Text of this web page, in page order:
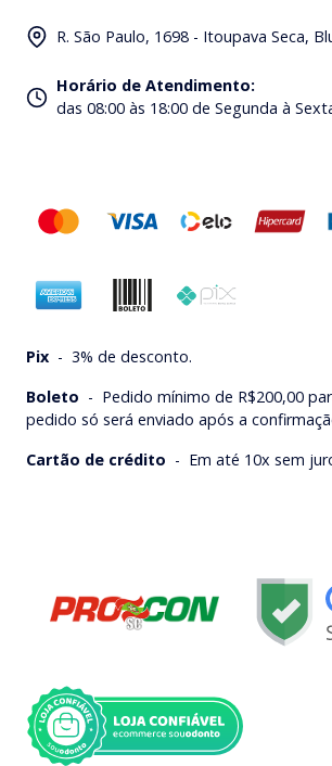
R. São Paulo, 1698 - Itoupava Seca,
Horário de Atendimento:
das 08:00 às 18:00 de Segunda à
Pix - 3% de desconto.
Boleto - Pedido mínimo de R$200,00
pedido só será enviado após a
Cartão de crédito - Em até 10x sem